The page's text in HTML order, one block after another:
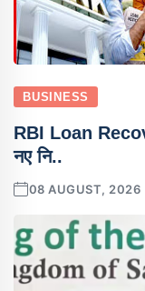
BUSINESS
RBI Loan
नए नि..
08 AUGUST, 2026